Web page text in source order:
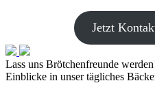
Jetzt
Lass uns Brötchenfreunde
Einblicke in unser tägliches